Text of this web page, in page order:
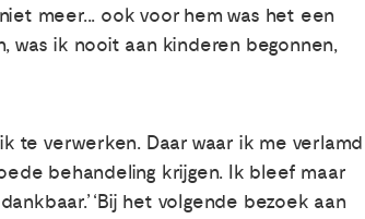
meer... ook voor hem was het een
was ik nooit aan kinderen begonnen,
te verwerken. Daar waar ik me verlamd
behandeling krijgen. Ik bleef maar
‘Bij het volgende bezoek aan